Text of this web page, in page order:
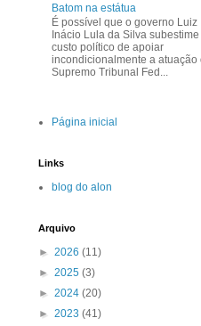
Batom na estátua
É possível que o governo Luiz
Inácio Lula da Silva subestime
custo político de apoiar
incondicionalmente a atuação
Supremo Tribunal Fed...
Página inicial
Links
blog do alon
Arquivo
► 2026 (11)
► 2025 (3)
► 2024 (20)
► 2023 (41)